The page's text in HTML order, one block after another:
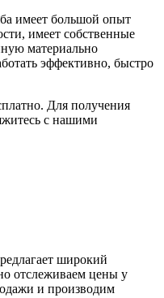
имеет большой опыт
имеет собственные
материально
эффективно, быстро
Для получения
с нашими
широкий
отслеживаем цены у
и производим